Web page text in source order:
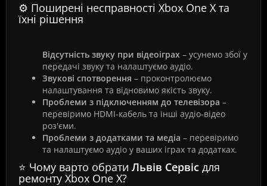
⚙️ Поширені несправності Xbox One X та
їхні рішення
Відсутність звуку при відеоіграх – усунемо збої у
передачі звуку та налаштуємо аудіо.
Звукові спотворення – проконтролюємо
налаштування та відновимо якість звуку.
Проблеми з підключенням до телевізора –
перевіримо HDMI-кабель та інші аудіо-відео
роз'єми.
Проблеми з додатками та медіа – перевіримо
та налаштуємо аудіо у ваших іграх та додатках.
⭐ Чому варто обрати Львів Сервіс для
ремонту Xbox One X?